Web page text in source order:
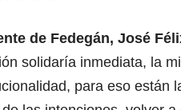
de Fedegán, José
solidaría inmediata, la
para eso están